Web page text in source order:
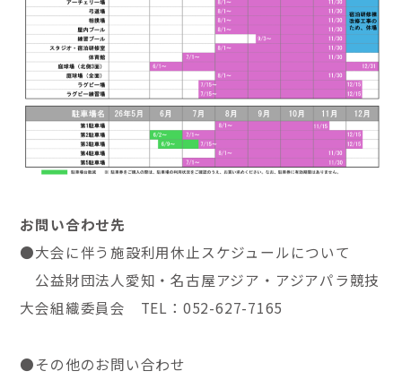
お問い合わせ先
●大会に伴う施設利用休止スケジュールについて
公益財団法人愛知・名古屋アジア・アジアパラ競技
大会組織委員会 TEL： 052-627-7165
●その他のお問い合わせ